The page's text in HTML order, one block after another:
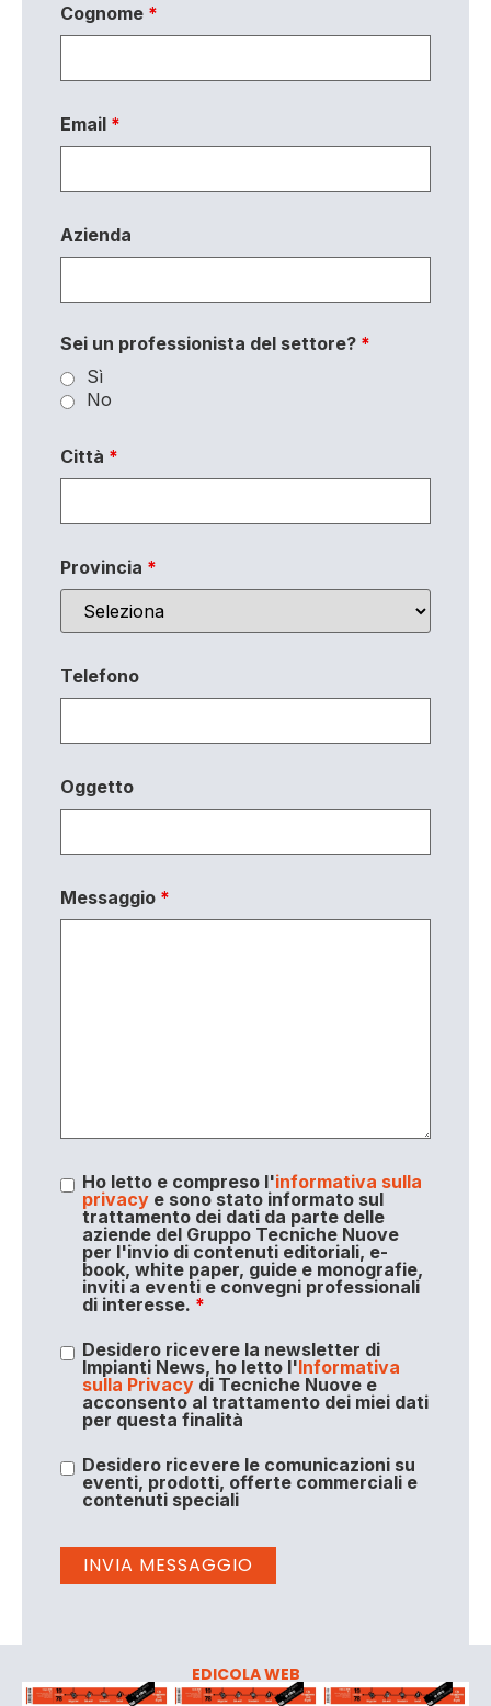
Cognome *
Email *
Azienda
Sei un professionista del settore? *
Sì
No
Città *
Provincia *
Telefono
Oggetto
Messaggio *
Ho letto e compreso l'informativa sulla
privacye sono stato informato sul
trattamento dei dati da parte delle
aziende del Gruppo Tecniche Nuove
per l'invio di contenuti editoriali, e-
book, white paper, guide e monografie,
inviti a eventi e convegni professionali
di interesse. *
Desidero ricevere la newsletter di
Impianti News, ho letto l'Informativa
sulla Privacydi Tecniche Nuove e
acconsento al trattamento dei miei dati
per questa finalità
Desidero ricevere le comunicazioni su
eventi, prodotti, offerte commerciali e
contenuti speciali
EDICOLA WEB